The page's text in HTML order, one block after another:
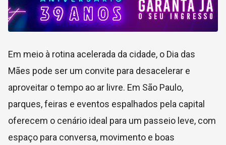
Em meio à rotina acelerada da cidade, o Dia das
Mães pode ser um convite para desacelerar e
aproveitar o tempo ao ar livre. Em São Paulo,
parques, feiras e eventos espalhados pela capital
oferecem o cenário ideal para um passeio leve, com
espaço para conversa, movimento e boas